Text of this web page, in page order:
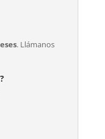
. Llámanos